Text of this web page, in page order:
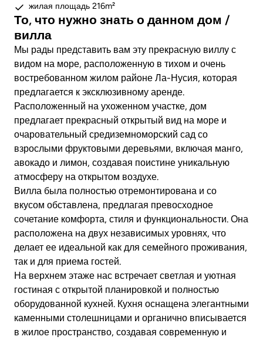
жилая площадь 216m²
То, что нужно знать о данном дом /
вилла
Мы рады представить вам эту прекрасную виллу с
видом на море, расположенную в тихом и очень
востребованном жилом районе Ла-Нусия, которая
предлагается к эксклюзивному аренде.
Расположенный на ухоженном участке, дом
предлагает прекрасный открытый вид на море и
очаровательный средиземноморский сад со
взрослыми фруктовыми деревьями, включая манго,
авокадо и лимон, создавая поистине уникальную
атмосферу на открытом воздухе.
Вилла была полностью отремонтирована и со
вкусом обставлена, предлагая превосходное
сочетание комфорта, стиля и функциональности. Она
расположена на двух независимых уровнях, что
делает ее идеальной как для семейного проживания,
так и для приема гостей.
На верхнем этаже нас встречает светлая и уютная
гостиная с открытой планировкой и полностью
оборудованной кухней. Кухня оснащена элегантными
каменными столешницами и органично вписывается
в жилое пространство, создавая современную и